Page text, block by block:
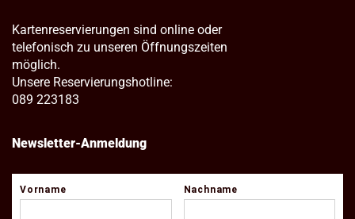
Kartenreservierungen sind online oder
telefonisch zu unseren Öffnungszeiten
möglich.
Unsere Reservierungshotline:
089 223183
Newsletter-Anmeldung